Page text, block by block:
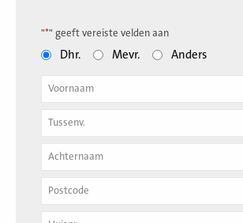
"*" geeft vereiste velden aan
Dhr. Mevr. Anders